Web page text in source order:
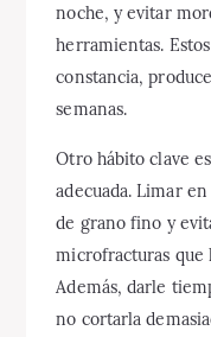
noche, y evitar
herramientas.
constancia,
semanas.
Otro hábito clave
adecuada. Limar
de grano fino y
microfracturas que
Además, darle
no cortarla